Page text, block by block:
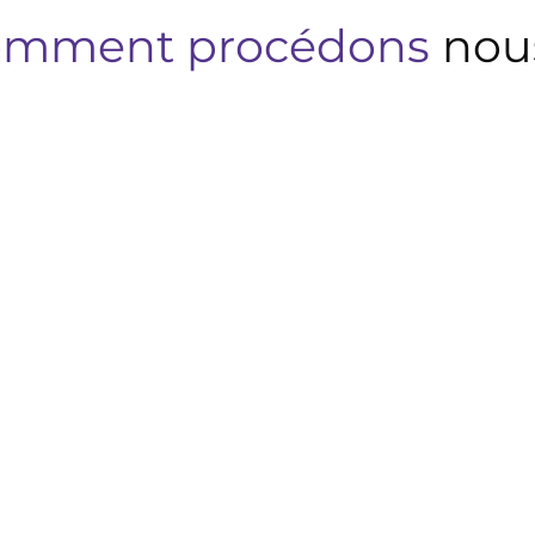
procédons